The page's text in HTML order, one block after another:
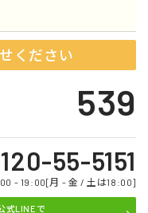
ください
539
55-5151
- 19:00[月 - 金 / 土は18:00]
式LINEで